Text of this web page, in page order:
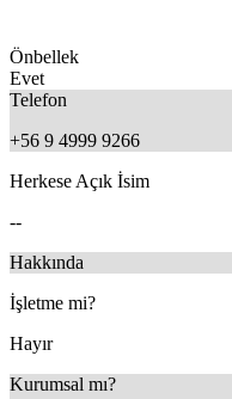
Önbellek
Evet
Telefon
+56 9 4999 9266
Herkese Açık İsim
--
Hakkında
İşletme mi?
Hayır
Kurumsal mı?